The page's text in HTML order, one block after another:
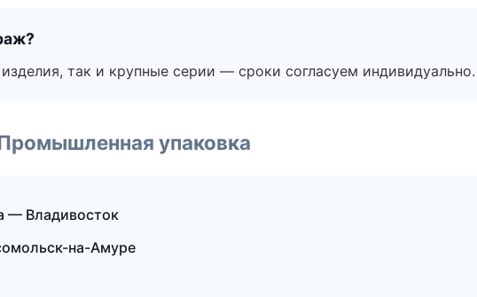
так и крупные серии — сроки согласуем индивидуально.
упаковка
— Владивосток
на-Амуре